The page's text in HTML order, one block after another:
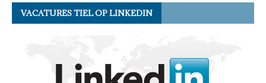
VACATURES TIEL OP LINKEDIN